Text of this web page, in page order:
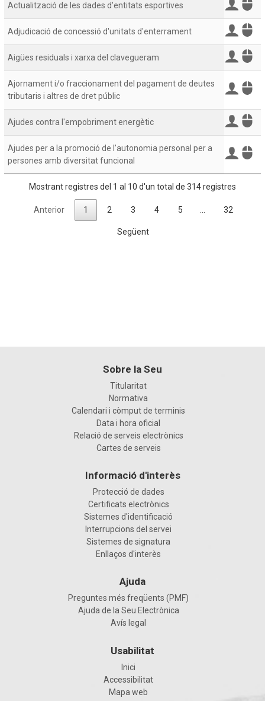
Actualització de les dades d'entitats esportives
Adjudicació de concessió d'unitats d'enterrament
Aigües residuals i xarxa del clavegueram
Ajornament i/o fraccionament del pagament de deutes
tributaris i altres de dret públic
Ajudes contra l'empobriment energètic
Ajudes per a la promoció de l'autonomia personal per a
persones amb diversitat funcional
Mostrant registres del 1 al 10 d'un total de 314 registres
Anterior 1 2 3 4 5 32
Següent
Sobre la Seu
Titularitat
Normativa
Calendari i còmput de terminis
Data i hora oficial
Relació de serveis electrònics
Cartes de serveis
Informació d'interès
Protecció de dades
Certificats electrònics
Sistemes d'identificació
Interrupcions del servei
Sistemes de signatura
Enllaços d'interès
Ajuda
Preguntes més freqüents (PMF)
Ajuda de la Seu Electrònica
Avís legal
Usabilitat
Inici
Accessibilitat
Mapa web